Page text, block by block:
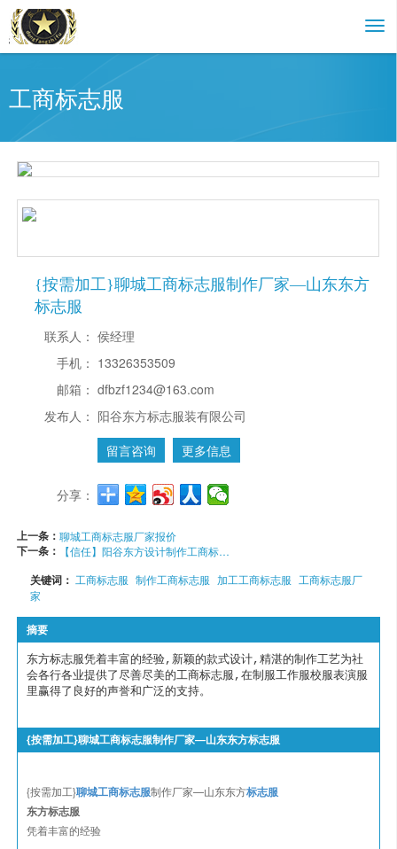
工商标志服
{按需加工}聊城工商标志服制作厂家—山东东方
标志服
联系人： 侯经理
手机： 13326353509
邮箱： dfbzf1234@163.com
发布人： 阳谷东方标志服装有限公司
留言咨询
更多信息
分享：
上一条：聊城工商标志服厂家报价
下一条： 【信任】阳谷东方设计制作工商标志服|枣庄加工费用
关键词：工商标志服 制作工商标志服 加工工商标志服 工商标志服厂
家
摘要
东方标志服凭着丰富的经验,新颖的款式设计,精湛的制作工艺为社
会各行各业提供了尽善尽美的工商标志服,在制服工作服校服表演服
里赢得了良好的声誉和广泛的支持。
{按需加工}聊城工商标志服制作厂家—山东东方标志服
{按需加工}聊城工商标志服制作厂家—山东东方标志服
东方标志服
凭着丰富的经验